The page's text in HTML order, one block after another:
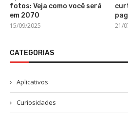
fotos: Veja como você será
em 2070
15/09/2025
21/
CATEGORIAS
Aplicativos
Curiosidades